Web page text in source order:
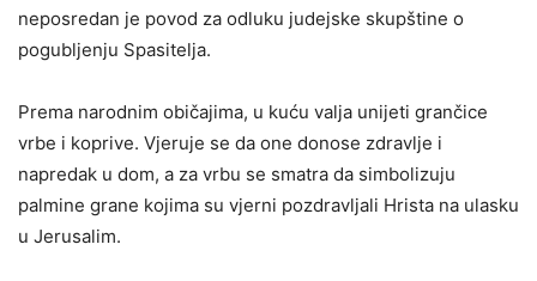
neposredan je povod za odluku judejske skupštine o
pogubljenju Spasitelja.
Prema narodnim običajima, u kuću valja unijeti grančice
vrbe i koprive. Vjeruje se da one donose zdravlje i
napredak u dom, a za vrbu se smatra da simbolizuju
palmine grane kojima su vjerni pozdravljali Hrista na ulasku
u Jerusalim.